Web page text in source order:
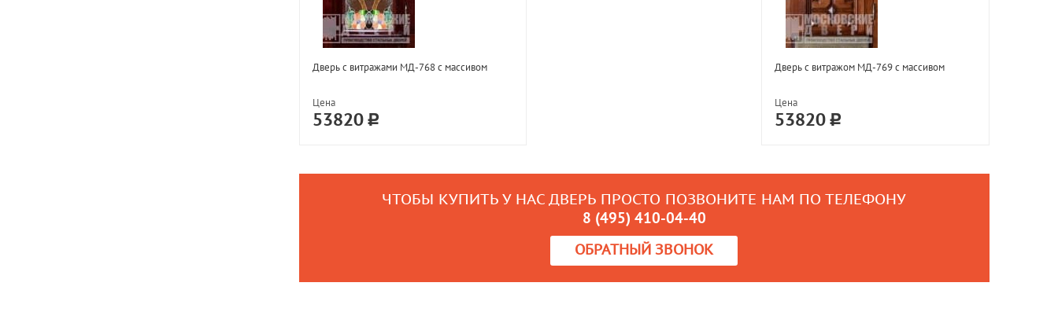
Дверь с витражами МД-768 с массивом
Цена
53820
Дверь с витражом МД-769 с массивом
Цена
53820
ЧТОБЫ КУПИТЬ У НАС ДВЕРЬ ПРОСТО ПОЗВОНИТЕ НАМ ПО ТЕЛЕФОНУ
8 (495) 410-04-40
ОБРАТНЫЙ ЗВОНОК